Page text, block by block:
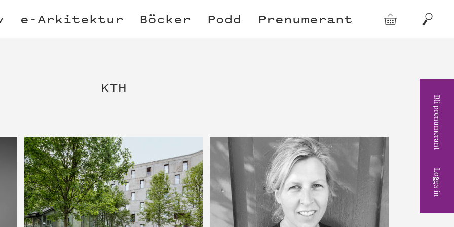
e-Arkitektur Böcker Podd Prenumerant Varukorg Sök
Bli prenumerant
Logga in
KTH